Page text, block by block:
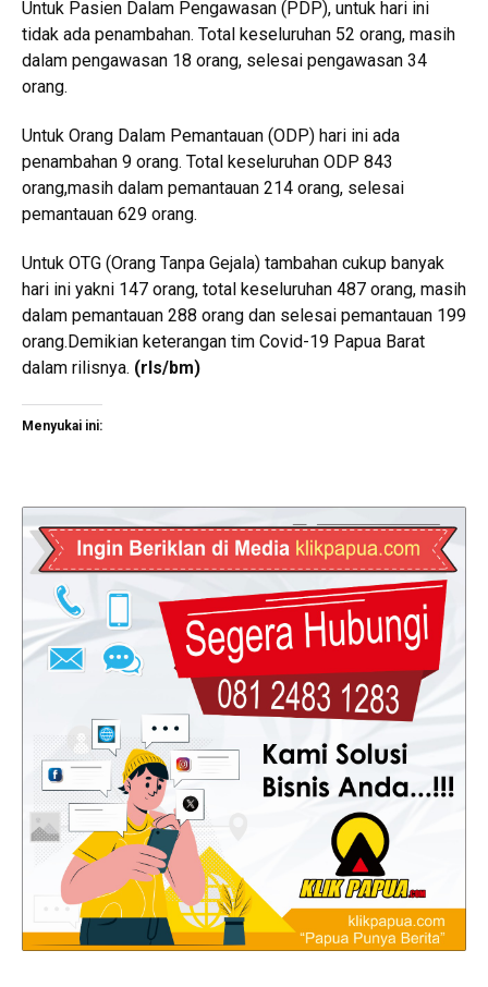
Untuk Pasien Dalam Pengawasan (PDP), untuk hari ini
tidak ada penambahan. Total keseluruhan 52 orang, masih
dalam pengawasan 18 orang, selesai pengawasan 34
orang.
Untuk Orang Dalam Pemantauan (ODP) hari ini ada
penambahan 9 orang. Total keseluruhan ODP 843
orang,masih dalam pemantauan 214 orang, selesai
pemantauan 629 orang.
Untuk OTG (Orang Tanpa Gejala) tambahan cukup banyak
hari ini yakni 147 orang, total keseluruhan 487 orang, masih
dalam pemantauan 288 orang dan selesai pemantauan 199
orang.Demikian keterangan tim Covid-19 Papua Barat
dalam rilisnya. (rls/bm)
Menyukai ini: